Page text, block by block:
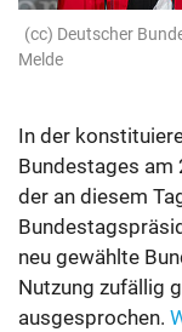
Deutscher
Melde
In der
Bundestages am
der an diesem
neu gewählte
Nutzung zufällig
ausgesprochen.